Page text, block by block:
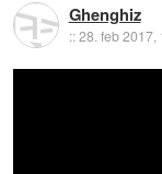
Ghenghiz
::28. feb 2017,